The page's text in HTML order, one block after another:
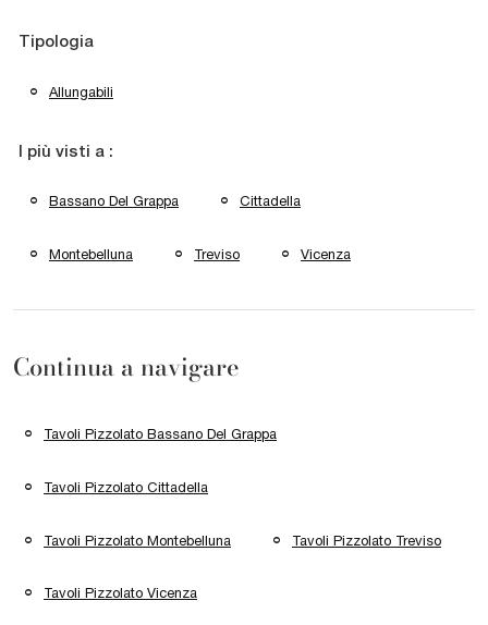
Tipologia
Allungabili
I più visti a :
Bassano Del Grappa Cittadella
Montebelluna Treviso Vicenza
Continua a navigare
Tavoli Pizzolato Bassano Del Grappa
Tavoli Pizzolato Cittadella
Tavoli Pizzolato Montebelluna Tavoli Pizzolato Treviso
Tavoli Pizzolato Vicenza